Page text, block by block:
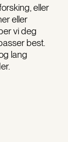
eller
eller
vi deg
best.
lang